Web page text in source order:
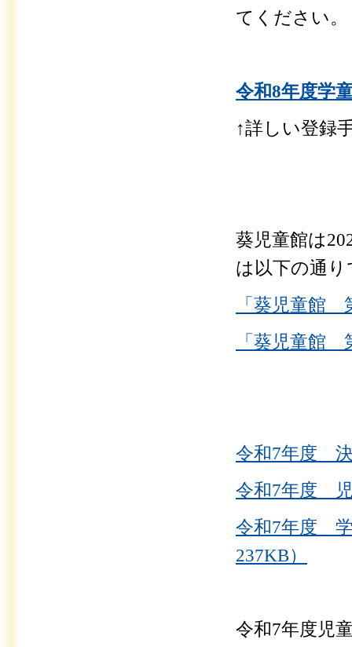
てください。
令和8年度学
↑詳しい登録
葵児童館は
は以下の通り
「葵児童館
「葵児童館
令和7年度 決
令和7年度 児
令和7年度 学
237KB）
令和7年度児